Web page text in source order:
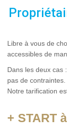
Libre à vous de
accessibles de
Dans les deux cas
pas de contraintes.
Notre tarification
+ START